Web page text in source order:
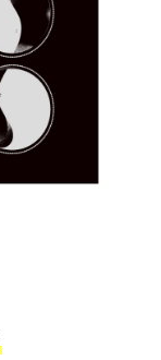
●審査員特別賞　村上雅士賞